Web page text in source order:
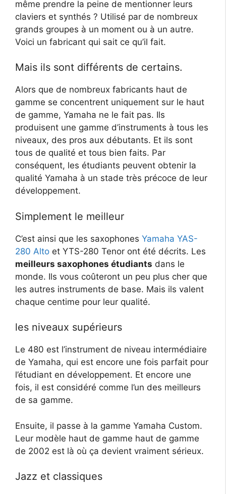
même prendre la peine de mentionner leurs
claviers et synthés ? Utilisé par de nombreux
grands groupes à un moment ou à un autre.
Voici un fabricant qui sait ce qu’il fait.
Mais ils sont différents de certains.
Alors que de nombreux fabricants haut de
gamme se concentrent uniquement sur le haut
de gamme, Yamaha ne le fait pas. Ils
produisent une gamme d’instruments à tous les
niveaux, des pros aux débutants. Et ils sont
tous de qualité et tous bien faits. Par
conséquent, les étudiants peuvent obtenir la
qualité Yamaha à un stade très précoce de leur
développement.
Simplement le meilleur
C’est ainsi que les saxophones Yamaha YAS-
280 Alto et YTS-280 Tenor ont été décrits. Les
meilleurs saxophones étudiants dans le
monde. Ils vous coûteront un peu plus cher que
les autres instruments de base. Mais ils valent
chaque centime pour leur qualité.
les niveaux supérieurs
Le 480 est l’instrument de niveau intermédiaire
de Yamaha, qui est encore une fois parfait pour
l’étudiant en développement. Et encore une
fois, il est considéré comme l’un des meilleurs
de sa gamme.
Ensuite, il passe à la gamme Yamaha Custom.
Leur modèle haut de gamme haut de gamme
de 2002 est là où ça devient vraiment sérieux.
Jazz et classiques